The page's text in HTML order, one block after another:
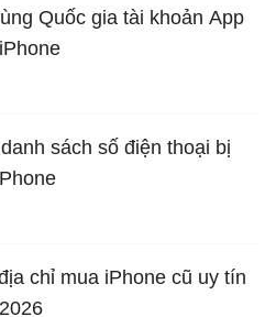
Quốc gia tài khoản App
sách số điện thoại bị
chỉ mua iPhone cũ uy tín